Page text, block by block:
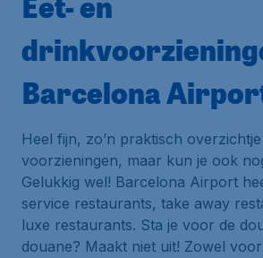
Barcelona
Heel fijn, zo’n praktisch
voorzieningen, maar kun je ook
Gelukkig wel! Barcelona Airport
service restaurants, take away
luxe restaurants. Sta je voor de
douane? Maakt niet uit! Zowel